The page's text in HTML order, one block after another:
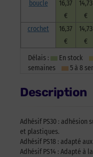
boucle
16,37
€
14,73
€
crochet
16,37
€
14,73
€
Délais : En stock
semaines
5 à 8
Description
Adhésif PS30 : adhésion
et plastiques.
Adhésif PS18 : adapté
Adhésif PS14 : Adapté à